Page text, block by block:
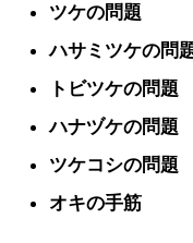
ツケの問題
ハサミツケの問
トビツケの問題
ハナヅケの問題
ツケコシの問題
オキの手筋